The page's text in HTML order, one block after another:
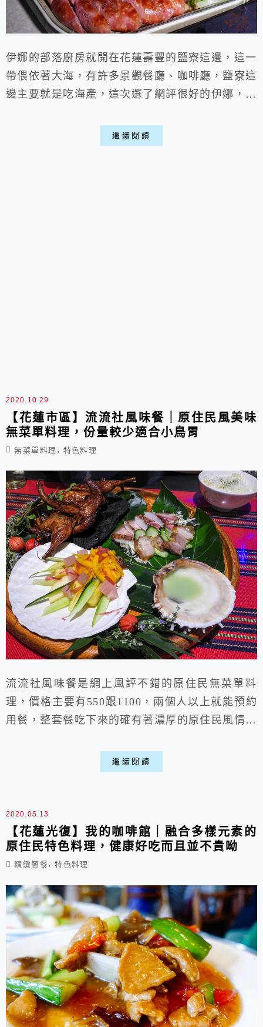
伊娜的部落廚房就開在花蓮壽豐的鹽寮這邊，這一
帶偎依著大海，有許多景觀餐廳、咖啡廳，鹽寮這
邊主要就是吃海產，這次選了網評很好的伊娜，聽
出菜有烤海螺、午仔魚、九孔等等，讓人吃的很滿
足，可謂花蓮原住民餐廳中的翹楚喵。
繼續閱讀
2020.10.29
【花蓮市區】流流社風味餐｜原住民風美味
無菜單料理，份量較少適合小鳥胃
無菜單料理 , 特色料理
流流社風味餐是網上風評不錯的原住民無菜單料
理，價格主要有550跟1100，兩個人以上就能預約
用餐，整套餐吃下來的確有著濃厚的原住民風情，
量並沒有想像中多，吃完後稍稍不那麼滿足，這是
比較可惜的地方喵。 一、店家環境: ▶外部:
找一下，除了路邊外並不太多，外觀上比較簡單沒
太多點綴。 ▶內部: 一進...
繼續閱讀
2020.05.13
【花蓮光復】我的咖啡館｜融合多樣元素的
原住民特色料理，健康好吃而且並不貴呦
精緻簡餐,特色料理